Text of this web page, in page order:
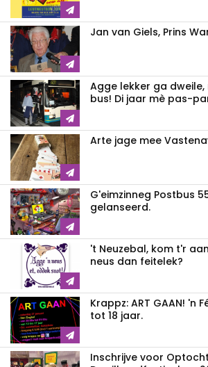
Jan van Giels, Prins
Agge lekker ga
bus! Di jaar mè pas-
Arte jage mee
G'eimzinneg Postbus
gelanseerd.
't Neuzebal, kom t'r
neus dan feitelek?
Krappz: ART GAAN! 'n
tot 18 jaar.
Inschrijve voor